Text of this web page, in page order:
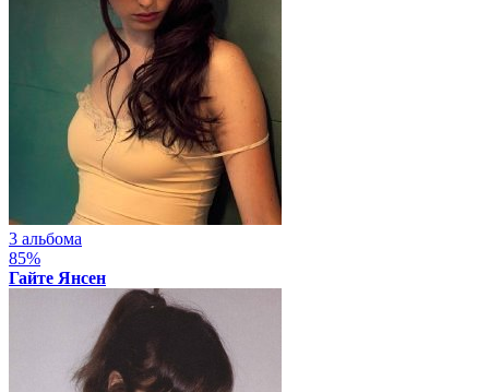
3 альбома
85%
Гайте Янсен